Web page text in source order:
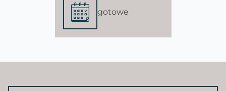
gotowe